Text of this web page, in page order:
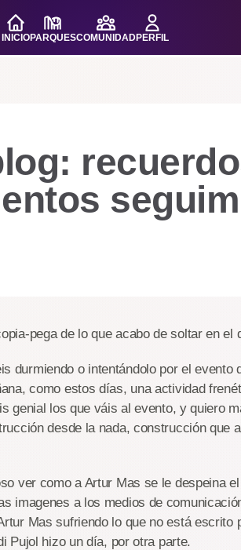
INICIOPARQUESCOMUNIDADPERFIL
pega de lo que acabo de soltar en el
durmiendo o intentándolo por el evento
como estos días, una actividad
genial los que váis al evento, y quiero
desde la nada, construcción que
ver como a Artur Mas se le despeina
imagenes a los medios de
Mas sufriendo lo que no está escrito
Pujol hizo un día, por otra parte.